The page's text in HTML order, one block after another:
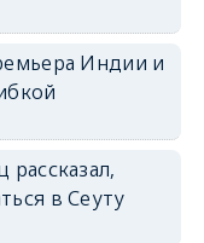
Индии и
в Сеуту